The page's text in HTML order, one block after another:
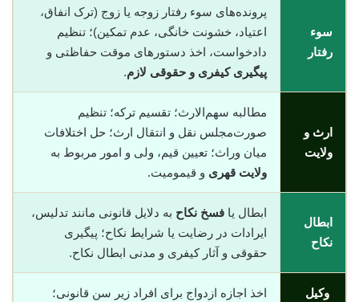
سوء
رفتار
پرونده‌های سوء رفتار زوجه یا زوج (ترک انفاق،
اعتیاد، خشونت خانگی، عدم تمکین)؛ تنظیم
دادخواست، اخذ دستورهای موقت حفاظتی و
پیگیری کیفری و حقوقی لازم.
ارث و
ولایت
مطالبه سهم‌الارث؛ تقسیم ترکه؛ تنظیم
صورت‌مجلس نقل و انتقال ارث؛ حل اختلافات
میان وراث؛ تعیین قیم، ولی و امور مربوط به
ولایت قهری و قیمومیت.
ابطال
نکاح
ابطال یا فسخ نکاح به دلایل قانونی مانند تدلیس،
ایرادات در رضایت یا شرایط نکاح؛ پیگیری
حقوقی و آثار کیفری و مدنی ابطال نکاح.
وکیل
اخذ اجازه ازدواج برای افراد زیر سن قانونی؛